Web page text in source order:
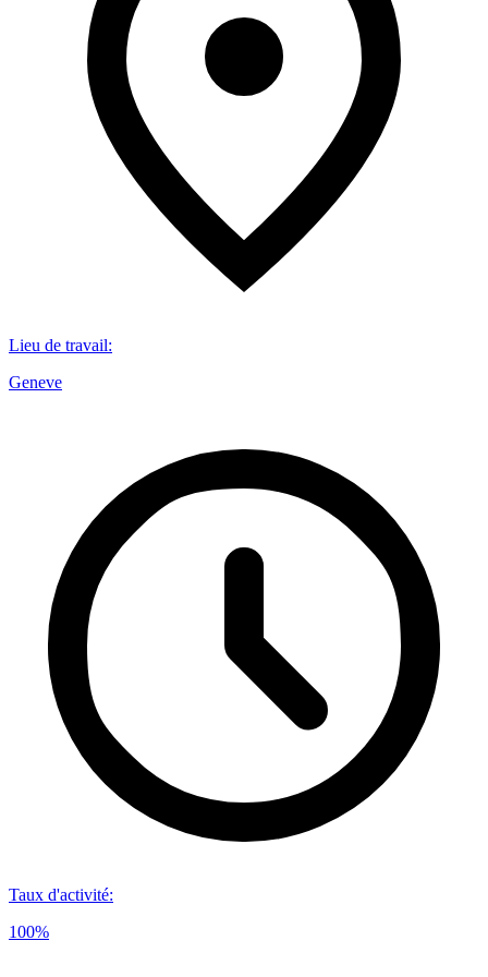
Lieu de travail:
Geneve
Taux d'activité:
100%